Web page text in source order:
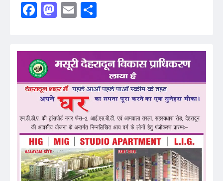
Facebook
Mastodon
Email